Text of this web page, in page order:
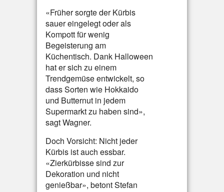
«Früher sorgte der Kürbis
sauer eingelegt oder als
Kompott für wenig
Begeisterung am
Küchentisch. Dank Halloween
hat er sich zu einem
Trendgemüse entwickelt, so
dass Sorten wie Hokkaido
und Butternut in jedem
Supermarkt zu haben sind»,
sagt Wagner.
Doch Vorsicht: Nicht jeder
Kürbis ist auch essbar.
«Zierkürbisse sind zur
Dekoration und nicht
genießbar», betont Stefan